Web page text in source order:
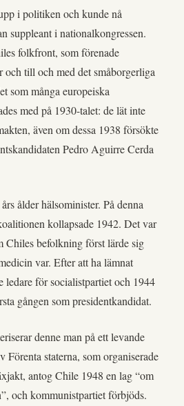
i politiken och kunde nå
suppleant i nationalkongressen.
folkfront, som förenade
och till och med det småborgerliga
som många europeiska
med på 1930-talet: de lät inte
även om dessa 1938 försökte
Pedro Aguirre Cerda
ålder hälsominister. På denna
kollapsade 1942. Det var
Chiles befolkning först lärde sig
var. Efter att ha lämnat
ledare för socialistpartiet och 1944
gången som presidentkandidat.
denne man på ett levande
Förenta staterna, som organiserade
antog Chile 1948 en lag “om
och kommunistpartiet förbjöds.